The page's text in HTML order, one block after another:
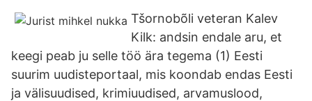
Tšornobõli veteran Kalev
Kilk: andsin endale aru, et
keegi peab ju selle töö ära tegema (1) Eesti
suurim uudisteportaal, mis koondab endas Eesti
ja välisuudised, krimiuudised, arvamuslood,